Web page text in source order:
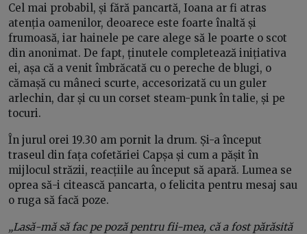
Cel mai probabil, și fără pancartă, Ioana ar fi atras
atenția oamenilor, deoarece este foarte înaltă și
frumoasă, iar hainele pe care alege să le poarte o scot
din anonimat. De fapt, ținutele completează inițiativa
ei, așa că a venit îmbrăcată cu o pereche de blugi, o
cămașă cu mâneci scurte, accesorizată cu un guler
arlechin, dar și cu un corset steam-punk în talie, și pe
tocuri.
În jurul orei 19.30 am pornit la drum. Și-a început
traseul din fața cofetăriei Capșa și cum a pășit în
mijlocul străzii, reacțiile au început să apară. Lumea se
oprea să-i citească pancarta, o felicita pentru mesaj sau
o ruga să facă poze.
„Lasă-mă să fac pe poză pentru fii-mea, că a fost părăsită